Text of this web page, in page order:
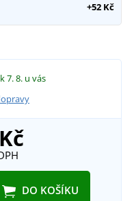
+52 Kč
7. 8. u vás
DO KOŠÍKU